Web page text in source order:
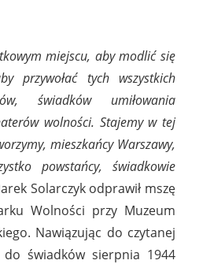
miejscu, aby modlić się
przywołać tych wszystkich
świadków umiłowania
wolności. Stajemy w tej
mieszkańcy Warszawy,
powstańcy, świadkowie
Solarczyk odprawił mszę
Wolności przy Muzeum
Nawiązując do czytanej
do świadków sierpnia 1944